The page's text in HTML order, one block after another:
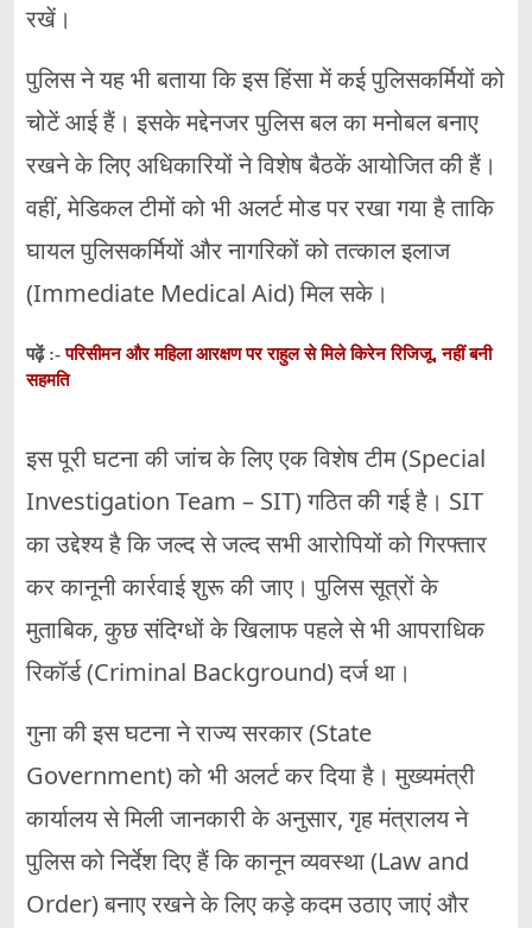
रखें।
पुलिस ने यह भी बताया कि इस हिंसा में कई पुलिसकर्मियों को
चोटें आई हैं। इसके मद्देनजर पुलिस बल का मनोबल बनाए
रखने के लिए अधिकारियों ने विशेष बैठकें आयोजित की हैं।
वहीं, मेडिकल टीमों को भी अलर्ट मोड पर रखा गया है ताकि
घायल पुलिसकर्मियों और नागरिकों को तत्काल इलाज
(Immediate Medical Aid) मिल सके।
पढ़ें :-परिसीमन और महिला आरक्षण पर राहुल से मिले किरेन रिजिजू, नहीं बनी
सहमति
इस पूरी घटना की जांच के लिए एक विशेष टीम (Special
Investigation Team – SIT) गठित की गई है। SIT
का उद्देश्य है कि जल्द से जल्द सभी आरोपियों को गिरफ्तार
कर कानूनी कार्रवाई शुरू की जाए। पुलिस सूत्रों के
मुताबिक, कुछ संदिग्धों के खिलाफ पहले से भी आपराधिक
रिकॉर्ड (Criminal Background) दर्ज था।
गुना की इस घटना ने राज्य सरकार (State
Government) को भी अलर्ट कर दिया है। मुख्यमंत्री
कार्यालय से मिली जानकारी के अनुसार, गृह मंत्रालय ने
पुलिस को निर्देश दिए हैं कि कानून व्यवस्था (Law and
Order) बनाए रखने के लिए कड़े कदम उठाए जाएं और